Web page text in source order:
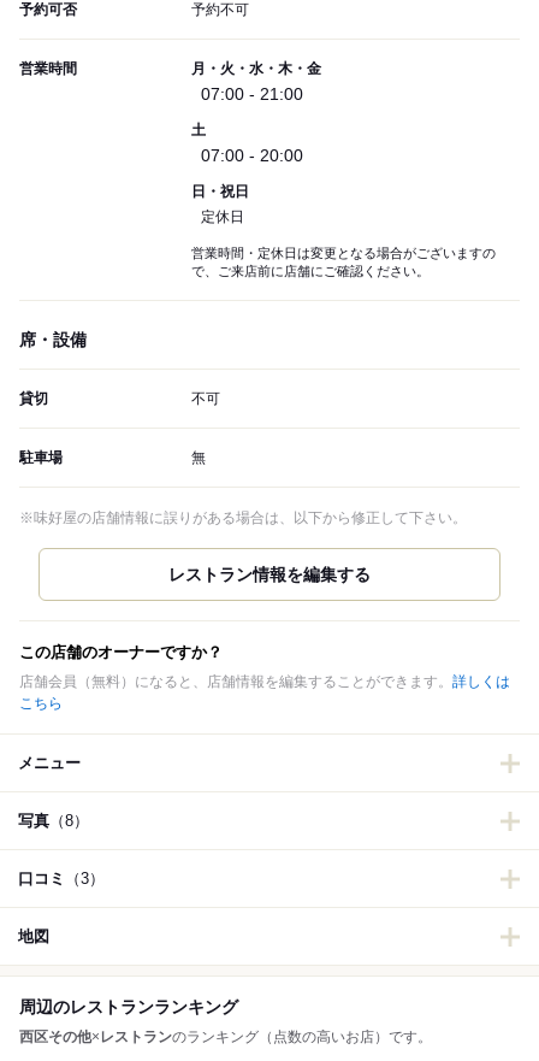
予約可否 予約不可
営業時間 月・火・水・木・金
07:00 - 21:00
土
07:00 - 20:00
日・祝日
定休日
営業時間・定休日は変更となる場合がございますの
で、ご来店前に店舗にご確認ください。
席・設備
貸切 不可
駐車場 無
※味好屋の店舗情報に誤りがある場合は、以下から修正して下さい。
この店舗のオーナーですか？
店舗会員（無料）になると、店舗情報を編集することができます。 詳しくは
こちら
メニュー
写真 （8）
口コミ （3）
地図
周辺のレストランランキング
西区その他× レストランのランキング（点数の高いお店）です。